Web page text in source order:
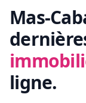
Mas-
ligne.